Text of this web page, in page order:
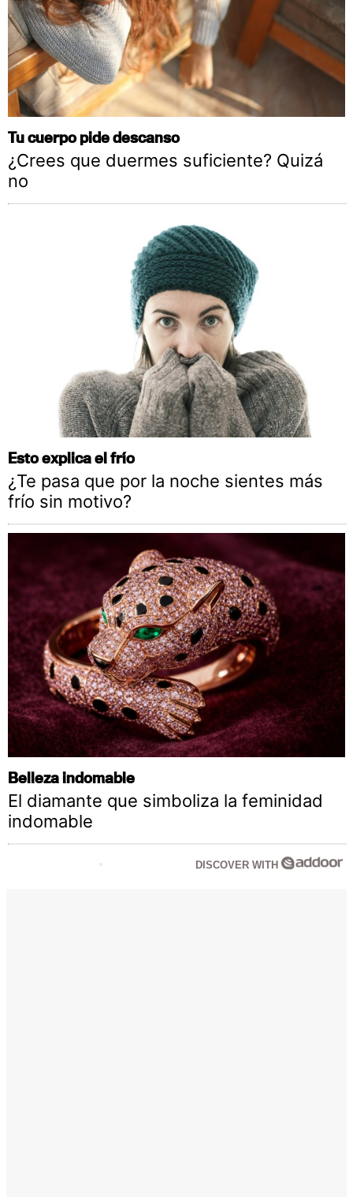
Tu cuerpo pide descanso
¿Crees que duermes suficiente? Quizá
no
Esto explica el frío
¿Te pasa que por la noche sientes más
frío sin motivo?
Belleza indomable
El diamante que simboliza la feminidad
indomable
DISCOVER WITH